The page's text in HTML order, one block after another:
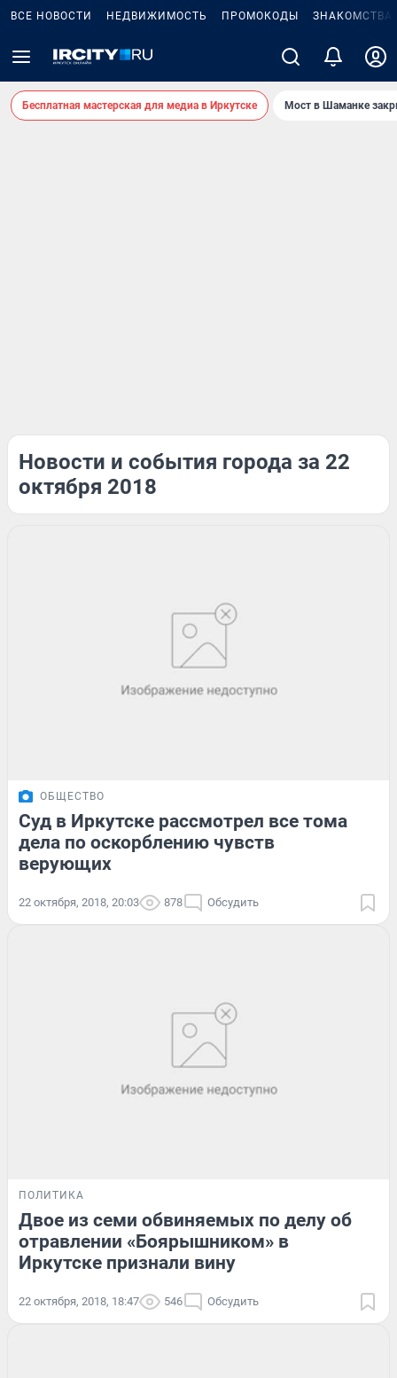
ВСЕ НОВОСТИ НЕДВИЖИМОСТЬ ПРОМОКОДЫ ЗНАКОМСТВА
Бесплатная мастерская для медиа в Иркутске Мост в Шаманке
Новости и события города за 22
октября 2018
ОБЩЕСТВО
Суд в Иркутске рассмотрел все тома
дела по оскорблению чувств
верующих
22 октября, 2018, 20:03 878 Обсудить
ПОЛИТИКА
Двое из семи обвиняемых по делу об
отравлении «Боярышником» в
Иркутске признали вину
22 октября, 2018, 18:47 546 Обсудить